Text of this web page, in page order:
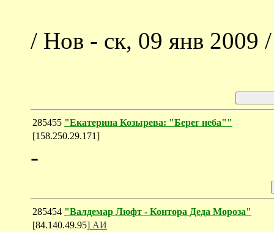
/ Нов - ск, 09 янв 2009 /
285455 "Екатерина Козырева: "Берег неба""
[158.250.29.171]
-
285454 "Валдемар Люфт - Контора Деда Мороза"
[84.140.49.95] АИ